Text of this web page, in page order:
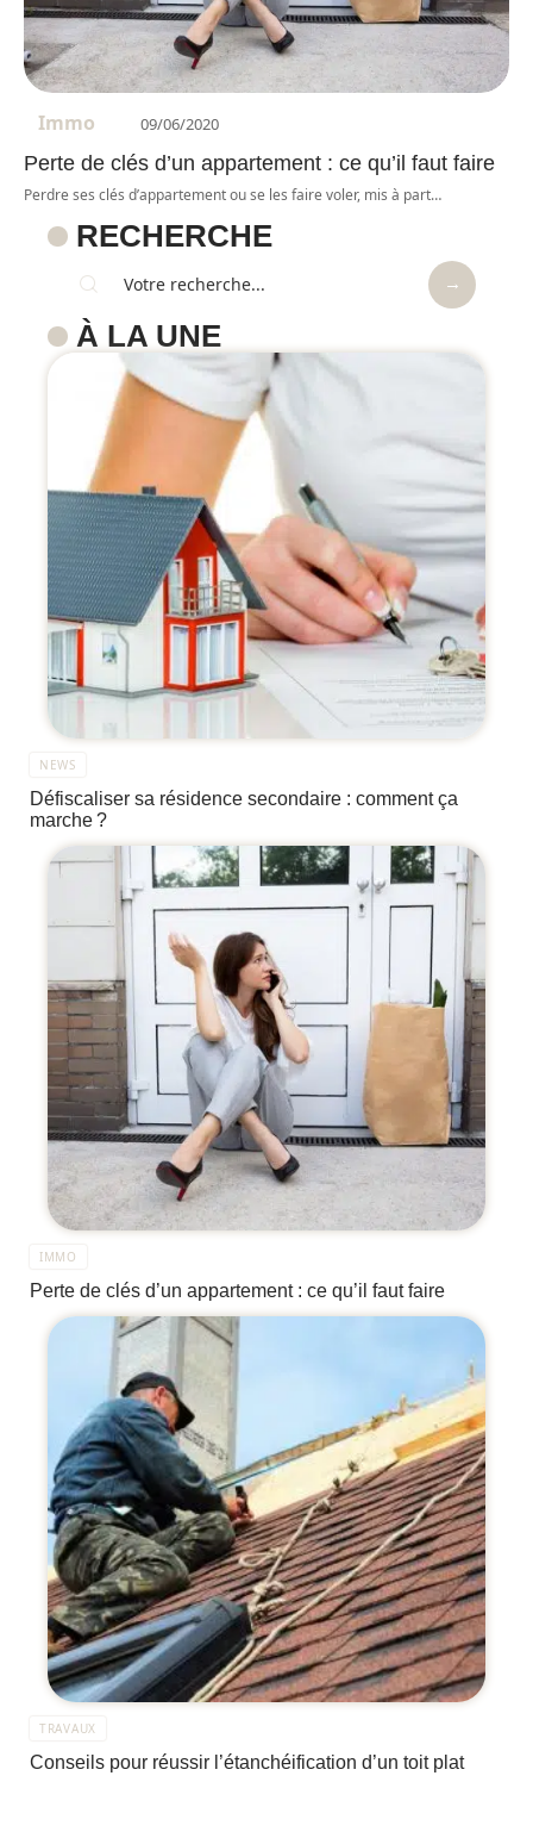
Immo 09/06/2020
Perte de clés d’un appartement : ce qu’il faut faire
Perdre ses clés d’appartement ou se les faire voler, mis à part…
RECHERCHE
À LA UNE
NEWS
Défiscaliser sa résidence secondaire : comment ça
marche ?
IMMO
Perte de clés d’un appartement : ce qu’il faut faire
TRAVAUX
Conseils pour réussir l’étanchéification d’un toit plat